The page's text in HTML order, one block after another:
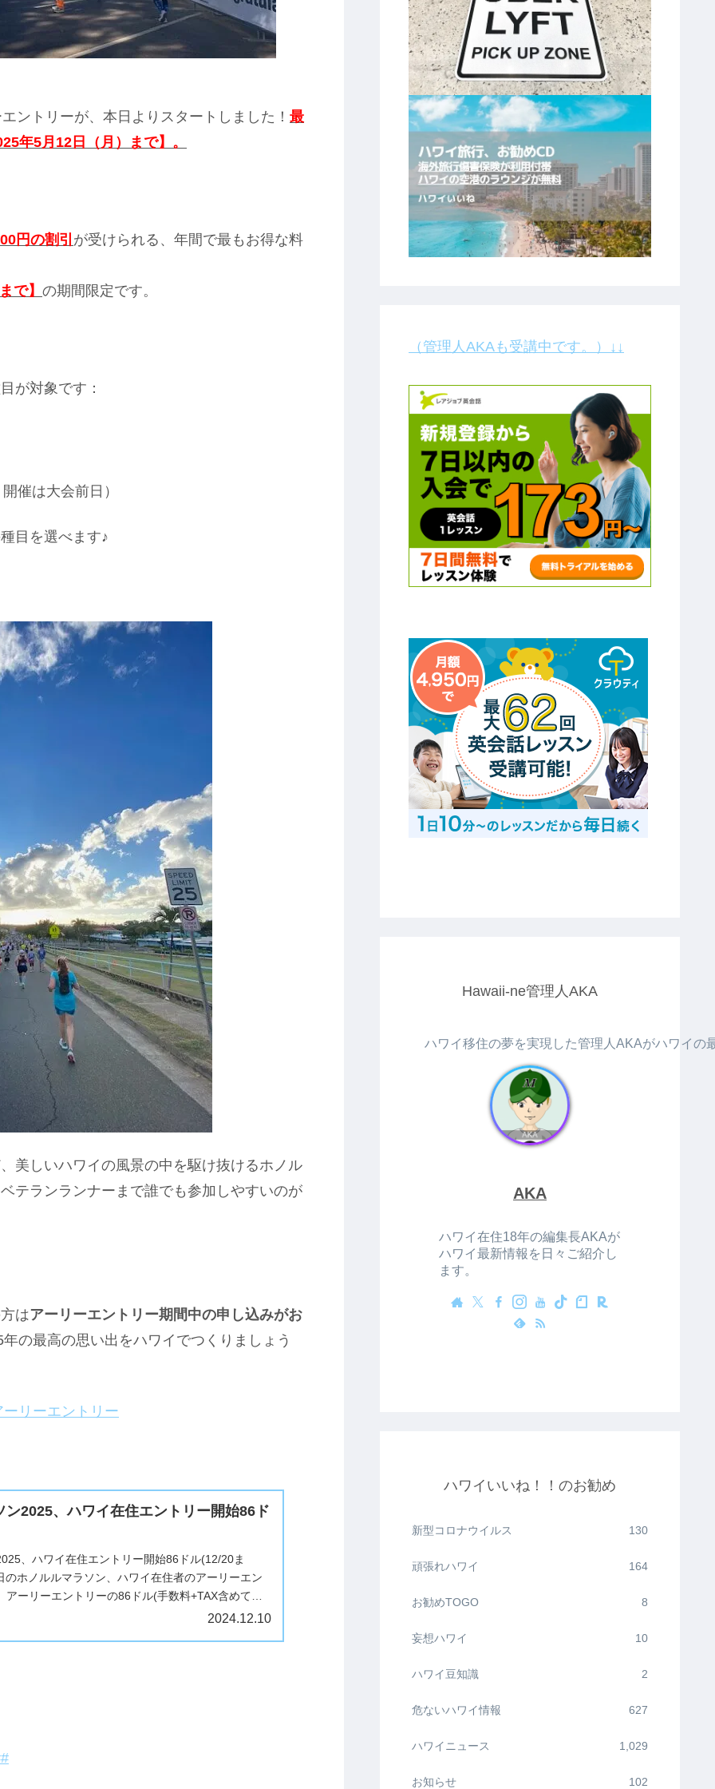
ントリーが、本日よりスタートしました！ 最
年5月12日（月）まで】。
円の割引 が受けられる、年間で最もお得な料
で】 の期間限定です。
が対象です：
催は大会前日）
目を選べます♪
美しいハワイの風景の中を駆け抜けるホノル
テランランナーまで誰でも参加しやすいのが
はアーリーエントリー期間中の申し込みがお
の最高の思い出をハワイでつくりましょう
リーエントリー
ン2025、ハワイ在住エントリー開始86ド
、ハワイ在住エントリー開始86ドル(12/20ま
のホノルルマラソン、ハワイ在住者のアーリーエン
アーリーエントリーの86ドル(手数料+TAX含めて
2024.12.10
（管理人AKAも受講中です。）↓↓
Hawaii-ne管理人AKA
ハワイ移住の夢を実現した管理人AKAがハワイの
AKA
ハワイ在住18年の編集長AKAが
ハワイ最新情報を日々ご紹介し
ます。
ハワイいいね！！のお勧め
新型コロナウイルス 130
頑張れハワイ 164
お勧めTOGO 8
妄想ハワイ 10
ハワイ豆知識 2
危ないハワイ情報 627
ハワイニュース 1,029
お知らせ 102